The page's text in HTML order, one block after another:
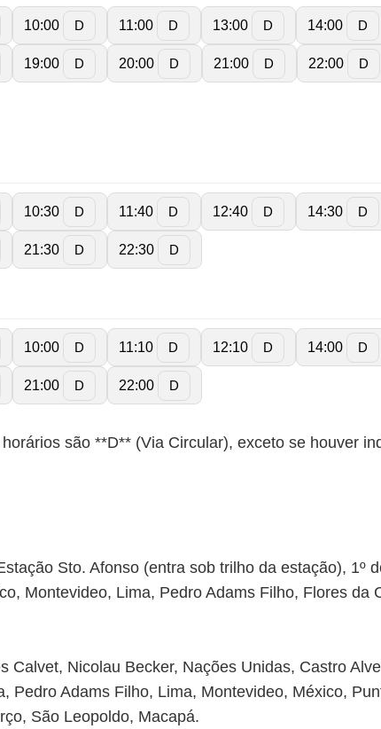
10:00 D 11:00 D 13:00 D 14:00 D
19:00 D 20:00 D 21:00 D 22:00 D
10:30 D 11:40 D 12:40 D 14:30 D
21:30 D 22:30 D
10:00 D 11:10 D 12:10 D 14:00 D
21:00 D 22:00 D
são **D** (Via Circular), exceto se houver
Sto. Afonso (entra sob trilho da estação), 1º
Montevideo, Lima, Pedro Adams Filho, Flores da
Calvet, Nicolau Becker, Nações Unidas, Castro
Pedro Adams Filho, Lima, Montevideo, México,
São Leopoldo, Macapá.